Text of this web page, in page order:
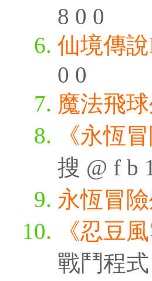
8 0 0
仙境傳
0 0
魔法飛
《永恆
搜 @ f b
永恆冒
《忍豆
戰鬥程式